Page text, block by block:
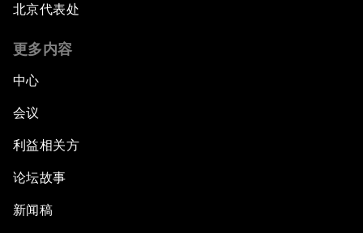
北京代表处
更多内容
中心
会议
利益相关方
论坛故事
新闻稿